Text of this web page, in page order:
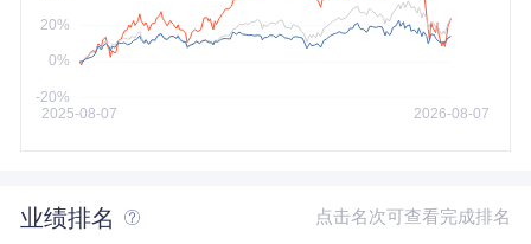
业绩排名 点击名次可查看完成排名